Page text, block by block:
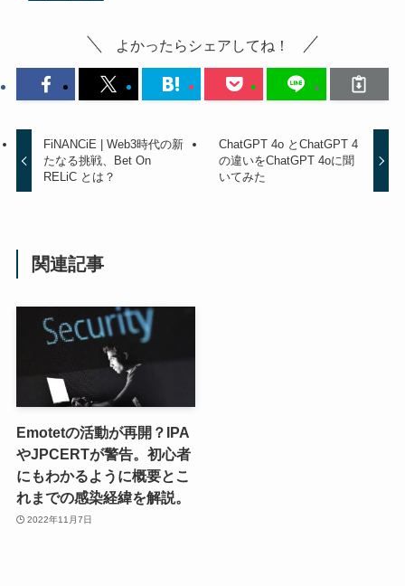
よかったらシェアしてね！
FiNANCiE | Web3時代の新
たなる挑戦、Bet On
RELiC とは？
ChatGPT 4o とChatGPT 4
の違いをChatGPT 4oに聞
いてみた
関連記事
Emotetの活動が再開？IPA
やJPCERTが警告。初心者
にもわかるように概要とこ
れまでの感染経緯を解説。
2022年11月7日